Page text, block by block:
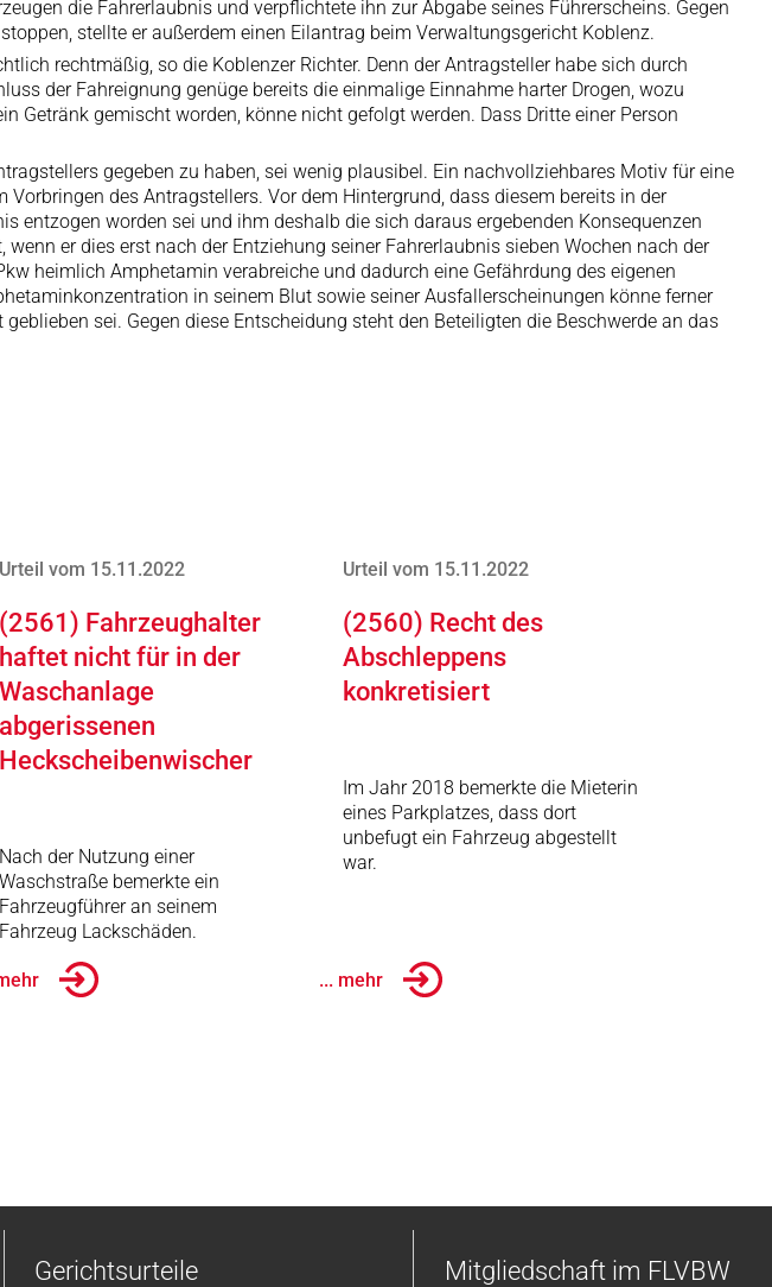
die Fahrerlaubnis und verpflichtete ihn zur Abgabe seines Führerscheins. Gegen
stellte er außerdem einen Eilantrag beim Verwaltungsgericht Koblenz.
rechtmäßig, so die Koblenzer Richter. Denn der Antragsteller habe sich durch
der Fahreignung genüge bereits die einmalige Einnahme harter Drogen, wozu
Getränk gemischt worden, könne nicht gefolgt werden. Dass Dritte einer Person
gegeben zu haben, sei wenig plausibel. Ein nachvollziehbares Motiv für eine
des Antragstellers. Vor dem Hintergrund, dass diesem bereits in der
entzogen worden sei und ihm deshalb die sich daraus ergebenden Konsequenzen
er dies erst nach der Entziehung seiner Fahrerlaubnis sieben Wochen nach der
heimlich Amphetamin verabreiche und dadurch eine Gefährdung des eigenen
in seinem Blut sowie seiner Ausfallerscheinungen könne ferner
sei. Gegen diese Entscheidung steht den Beteiligten die Beschwerde an das
Urteil vom 15.11.2022
(2561) Fahrzeughalter
haftet nicht für in der
Waschanlage
abgerissenen
Heckscheibenwischer
Nach der Nutzung einer
Waschstraße bemerkte ein
Fahrzeugführer an seinem
Fahrzeug Lackschäden.
Urteil vom 15.11.2022
(2560) Recht des
Abschleppens
konkretisiert
Im Jahr 2018 bemerkte die Mieterin
eines Parkplatzes, dass dort
unbefugt ein Fahrzeug abgestellt
war.
... mehr
Gerichtsurteile Mitgliedschaft im FLVBW